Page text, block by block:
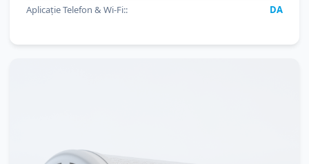
Aplicație Telefon & Wi-Fi::
DA